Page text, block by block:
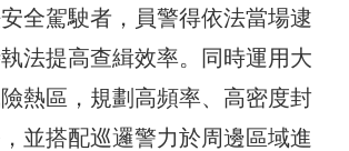
全駕駛者，員警得依法當場逮
法提高查緝效率。同時運用大
熱區，規劃高頻率、高密度封
並搭配巡邏警力於周邊區域進